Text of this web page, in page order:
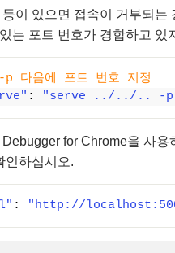
이 있으면 접속이 거부되는
는 포트 번호가 경합하고 있
다음에 포트 번호 지정
: "serve ../../.. -p
for Chrome을 사
인하십시오.
: "http://